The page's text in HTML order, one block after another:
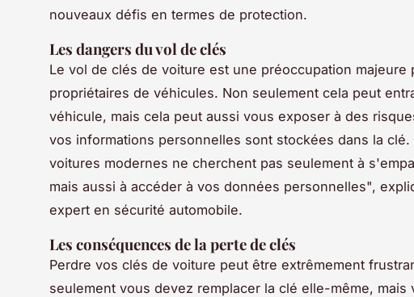
nouveaux défis en termes de protection.
Les dangers du vol de clés
Le vol de clés de voiture est une préoccupation majeure
propriétaires de véhicules. Non seulement cela peut
véhicule, mais cela peut aussi vous exposer à des
vos informations personnelles sont stockées dans la clé.
voitures modernes ne cherchent pas seulement à
mais aussi à accéder à vos données personnelles",
expert en sécurité automobile.
Les conséquences de la perte de clés
Perdre vos clés de voiture peut être extrêmement
seulement vous devez remplacer la clé elle-même, mais